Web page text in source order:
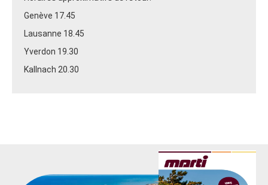
Genève 17.45
Lausanne 18.45
Yverdon 19.30
Kallnach 20.30